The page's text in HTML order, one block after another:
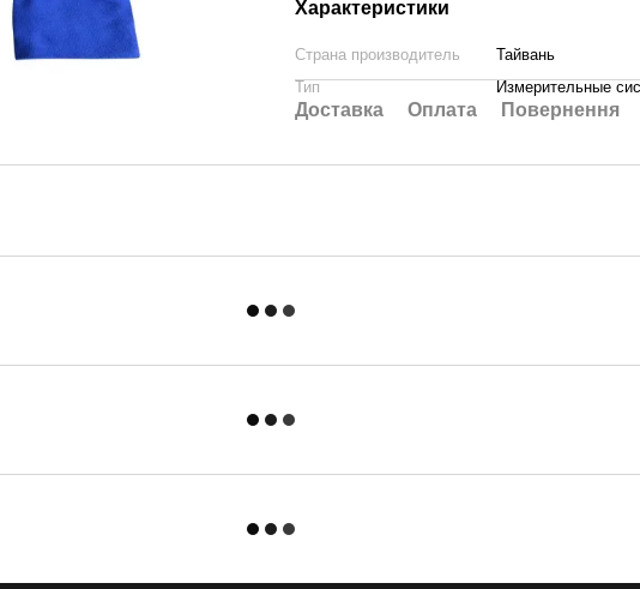
Характеристики
Страна производитель
Тайвань
Тип
Измерительные
Доставка Оплата Повернення